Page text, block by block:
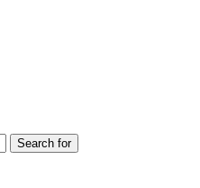
Search for